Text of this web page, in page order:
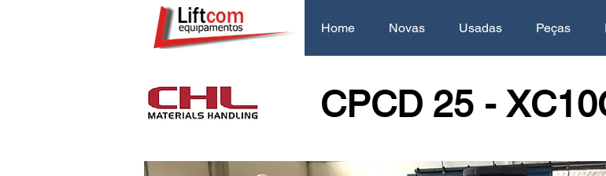
Home Novas Usadas Peças
CPCD 25 -